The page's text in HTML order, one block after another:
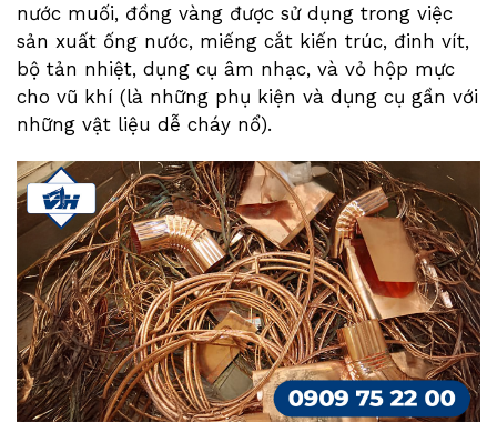
nước muối, đồng vàng được sử dụng trong việc
sản xuất ống nước, miếng cắt kiến trúc, đinh vít,
bộ tản nhiệt, dụng cụ âm nhạc, và vỏ hộp mực
cho vũ khí (là những phụ kiện và dụng cụ gần với
những vật liệu dễ cháy nổ).